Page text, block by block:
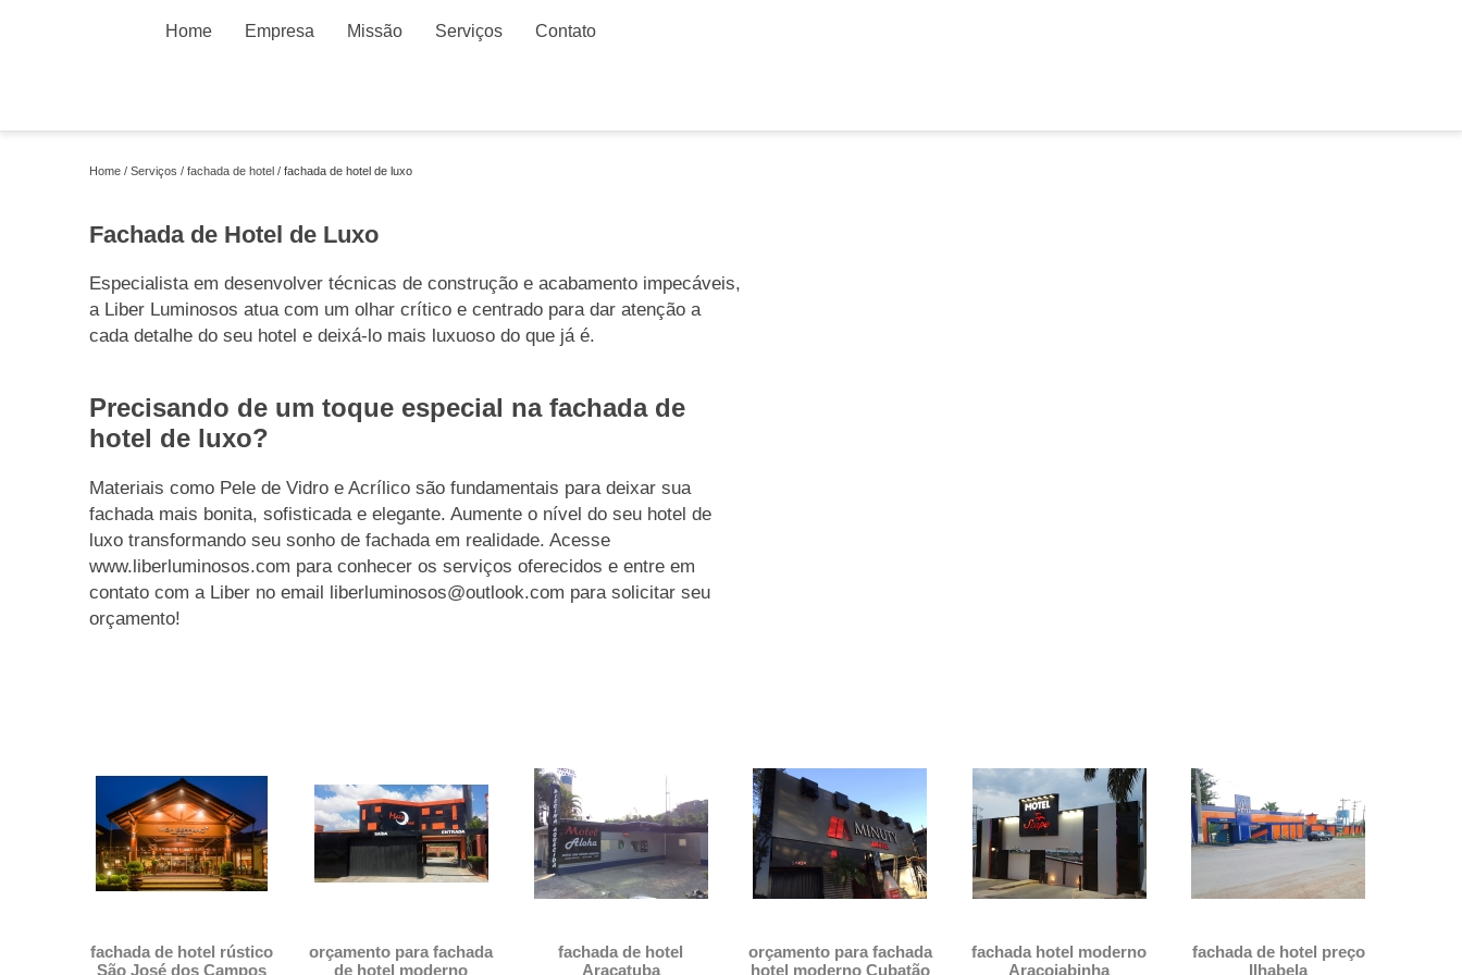
Home Empresa Missão Serviços Contato
Home Serviços fachada de hotel fachada de hotel de luxo
Fachada de Hotel de Luxo
Especialista em desenvolver técnicas de construção e acabamento impecáveis,
a Liber Luminosos atua com um olhar crítico e centrado para dar atenção a
cada detalhe do seu hotel e deixá-lo mais luxuoso do que já é.
Precisando de um toque especial na fachada de
hotel de luxo?
Materiais como Pele de Vidro e Acrílico são fundamentais para deixar sua
fachada mais bonita, sofisticada e elegante. Aumente o nível do seu hotel de
luxo transformando seu sonho de fachada em realidade. Acesse
www.liberluminosos.com para conhecer os serviços oferecidos e entre em
contato com a Liber no email liberluminosos@outlook.com para solicitar seu
orçamento!
fachada de hotel rústico
São José dos Campos
orçamento para fachada
de hotel moderno
fachada de hotel
Araçatuba
orçamento para fachada
hotel moderno Cubatão
fachada hotel moderno
Araçoiabinha
fachada de hotel preço
Ilhabela